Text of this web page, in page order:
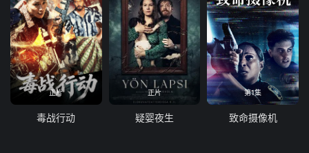
正片
毒战行动
正片
疑婴夜生
第1集
致命摄像机